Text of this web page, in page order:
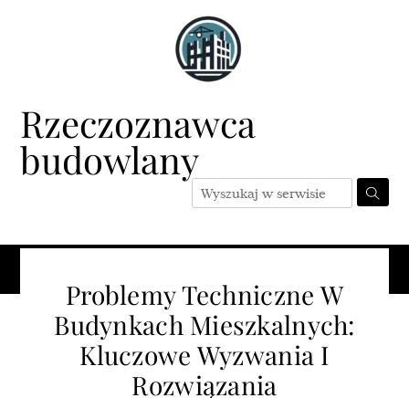
Rzeczoznawca
budowlany
Problemy Techniczne W
Budynkach Mieszkalnych:
Kluczowe Wyzwania I
Rozwiązania